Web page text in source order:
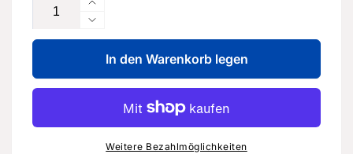
Erhöhe
die
Menge
für
Abdeckung
für
Motorraum
-
07K
Verringere
die
Menge
für
Abdeckung
Motorraum
In den Warenkorb legen
Weitere Bezahlmöglichkeiten